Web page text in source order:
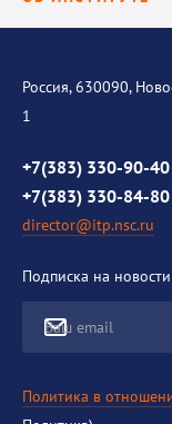
История института
Контакты
Противодействие
Россия, 630090,
1
+7(383) 330-90-40
+7(383) 330-84-80
director@itp.nsc.ru
Подписка на новости
Ваш email
Политика в